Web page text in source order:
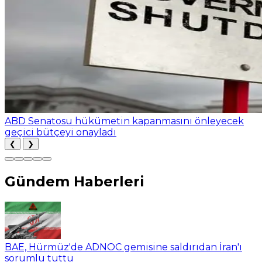
ABD Senatosu hükümetin kapanmasını önleyecek
geçici bütçeyi onayladı
❮ ❯
Gündem Haberleri
BAE, Hürmüz'de ADNOC gemisine saldırıdan İran'ı
sorumlu tuttu